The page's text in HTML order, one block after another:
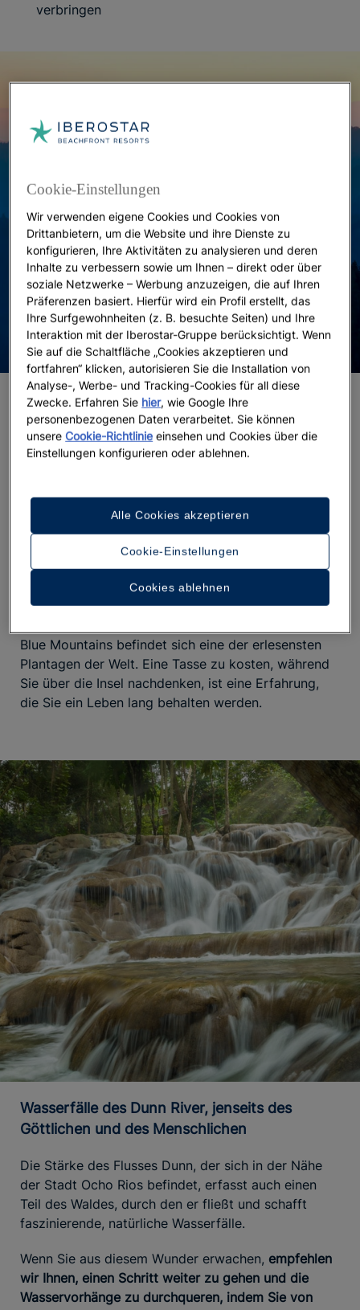
verbringen
Blue Mountains: Jamaika liegt Ihnen zu Füßen
Die vom Nebel verborgenen Hügel, die zu den Blue
Mountains führen, sind eines der besten Beispiele
tropische Wälder aus Farnen, Bambus, Eukalyptus
und bunten Wildblumenliegt Ihnen die Insel zu
Füßen. Tatsächlich hat dieses Gebirge mit 2.256
Metern den höchsten Punkt der Insel.
Und was ist, wenn der Charme der Landschaft und
die Reinheit der Luft die Möglichkeit bieten, einen
Blue Mountains befindet sich eine der erlesensten
Plantagen der Welt. Eine Tasse zu kosten, während
Sie über die Insel nachdenken, ist eine Erfahrung,
die Sie ein Leben lang behalten werden.
Wasserfälle des Dunn River, jenseits des
Göttlichen und des Menschlichen
Die Stärke des Flusses Dunn, der sich in der Nähe
der Stadt Ocho Rios befindet, erfasst auch einen
Teil des Waldes, durch den er fließt und schafft
faszinierende, natürliche Wasserfälle.
Wenn Sie aus diesem Wunder erwachen, empfehlen
wir Ihnen, einen Schritt weiter zu gehen und die
Wasservorhänge zu durchqueren, indem Sie von
Cookie-Einstellungen
Wir verwenden eigene Cookies und Cookies von
Drittanbietern, um die Website und ihre Dienste zu
konfigurieren, Ihre Aktivitäten zu analysieren und deren
Inhalte zu verbessern sowie um Ihnen – direkt oder über
soziale Netzwerke – Werbung anzuzeigen, die auf Ihren
Präferenzen basiert. Hierfür wird ein Profil erstellt, das
Ihre Surfgewohnheiten (z. B. besuchte Seiten) und Ihre
Interaktion mit der Iberostar-Gruppe berücksichtigt. Wenn
Sie auf die Schaltfläche „Cookies akzeptieren und
fortfahren“ klicken, autorisieren Sie die Installation von
Analyse-, Werbe- und Tracking-Cookies für all diese
Zwecke. Erfahren Sie hier, wie Google Ihre
personenbezogenen Daten verarbeitet. Sie können
unsereCookie-Richtlinie einsehen und Cookies über die
Einstellungen konfigurieren oder ablehnen.
Cookie-Einstellungen
Cookies ablehnen
Alle Cookies akzeptieren